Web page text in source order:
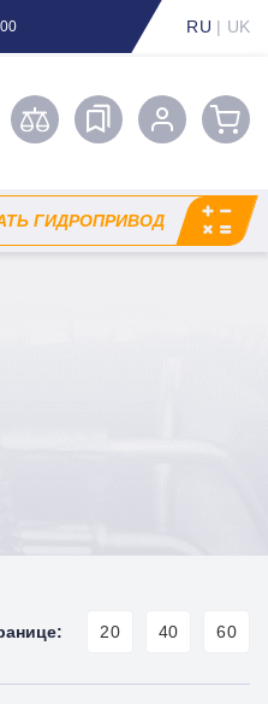
RU | UK
ГИДРОПРИВОД
20 40 60